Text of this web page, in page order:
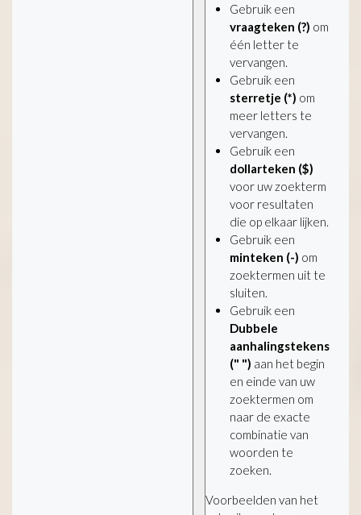
Gebruik een
vraagteken (?) om
één letter te
vervangen.
Gebruik een
sterretje (*) om
meer letters te
vervangen.
Gebruik een
dollarteken ($)
voor uw zoekterm
voor resultaten
die op elkaar lijken.
Gebruik een
minteken (-) om
zoektermen uit te
sluiten.
Gebruik een
Dubbele
aanhalingstekens
(" ") aan het begin
en einde van uw
zoektermen om
naar de exacte
combinatie van
woorden te
zoeken.
Voorbeelden van het